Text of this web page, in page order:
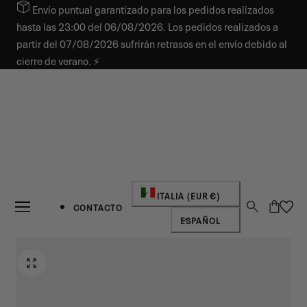
AL CONTENIDOEnvío puntual garantizado para los pedidos realizados
hasta las 23:00 del 06/08/2026. Los pedidos realizados a
partir del 07/08/2026 sufrirán retrasos en el envío debido al
cierre de verano. ⚡
CONTACTO
País/región
ITALIA (EUR €)
Idioma
ESPAÑOL
Carro